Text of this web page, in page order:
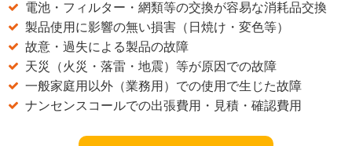
電池・フィルター・網類等の交換が容易な消耗品交換
製品使用に影響の無い損害（日焼け・変色等）
故意・過失による製品の故障
天災（火災・落雷・地震）等が原因での故障
一般家庭用以外（業務用）での使用で生じた故障
ナンセンスコールでの出張費用・見積・確認費用